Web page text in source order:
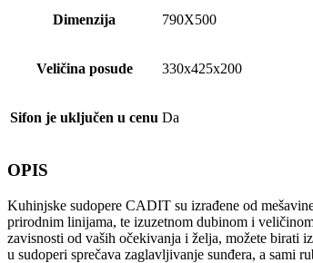
Dimenzija 790X500
Veličina posude 330x425x200
Sifon je uključen u cenu Da
OPIS
Kuhinjske sudopere CADIT su izrađene od
prirodnim linijama, te izuzetnom dubinom i
zavisnosti od vaših očekivanja i želja, možete birati
u sudoperi sprečava zaglavljivanje sunđera, a sami